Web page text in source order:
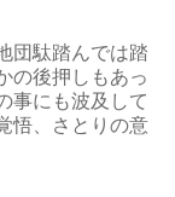
団駄踏んでは踏
の後押しもあっ
事にも波及して
悟、さとりの意